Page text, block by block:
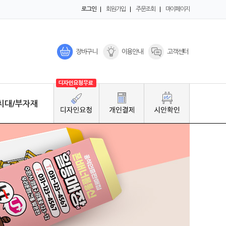
마이페이지
주문조회
회원가입
로그인
고객센터
이용안내
장바구니
대/부자재